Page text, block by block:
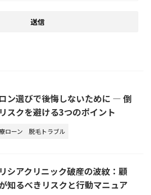
ン選びで後悔しないために ― 倒
スクを避ける3つのポイント
ローン 脱毛トラブル
シアクリニック破産の波紋：顧
知るべきリスクと行動マニュア